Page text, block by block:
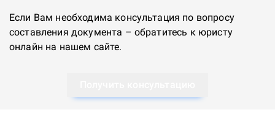
Если Вам необходима консультация по вопросу
составления документа – обратитесь к юристу
онлайн на нашем сайте.